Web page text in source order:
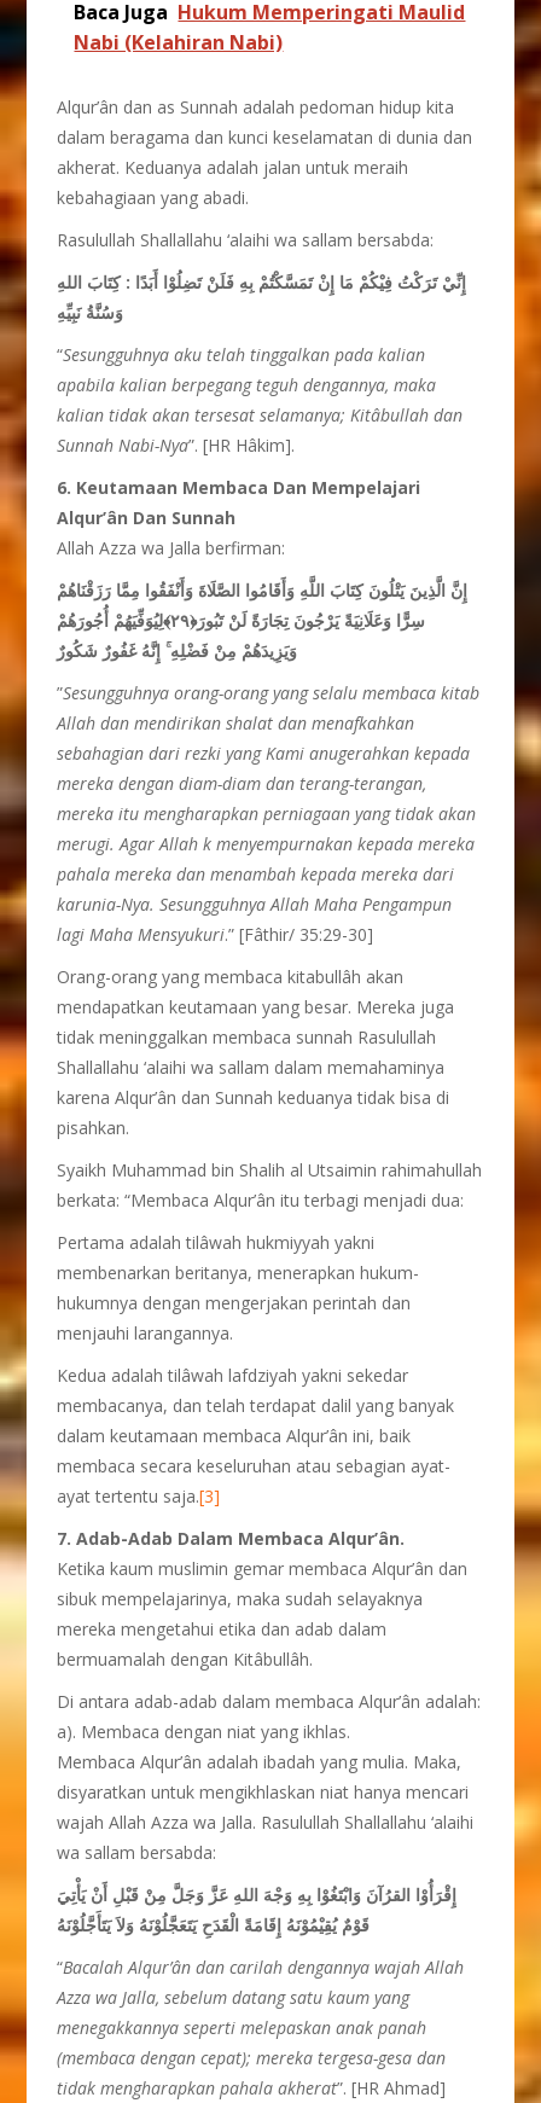
Baca Juga Hukum Memperingati Maulid
Nabi (Kelahiran Nabi)
Alqur’ân dan as Sunnah adalah pedoman hidup kita
dalam beragama dan kunci keselamatan di dunia dan
akherat. Keduanya adalah jalan untuk meraih
kebahagiaan yang abadi.
Rasulullah Shallallahu ‘alaihi wa sallam bersabda:
إِنِّيْ تَرَكْتُ فِيْكُمْ مَا إِنْ تَمَسَّكْتُمْ بِهِ فَلَنْ تَضِلُوْا أَبَدًا : كِتَابَ اللهِ
وَسُنَّةُ نَبِيِّهِ
“Sesungguhnya aku telah tinggalkan pada kalian
apabila kalian berpegang teguh dengannya, maka
kalian tidak akan tersesat selamanya; Kitâbullah dan
Sunnah Nabi-Nya”. [HR Hâkim].
6. Keutamaan Membaca Dan Mempelajari
Alqur’ân Dan Sunnah
Allah Azza wa Jalla berfirman:
إِنَّ الَّذِينَ يَتْلُونَ كِتَابَ اللَّهِ وَأَقَامُوا الصَّلَاةَ وَأَنْفَقُوا مِمَّا رَزَقْنَاهُمْ
سِرًّا وَعَلَانِيَةً يَرْجُونَ تِجَارَةً لَنْ تَبُورَ﴿٢٩﴾لِيُوَفِّيَهُمْ أُجُورَهُمْ
وَيَزِيدَهُمْ مِنْ فَضْلِهِ ۚ إِنَّهُ غَفُورٌ شَكُورٌ
”Sesungguhnya orang-orang yang selalu membaca kitab
Allah dan mendirikan shalat dan menafkahkan
sebahagian dari rezki yang Kami anugerahkan kepada
mereka dengan diam-diam dan terang-terangan,
mereka itu mengharapkan perniagaan yang tidak akan
merugi. Agar Allah k menyempurnakan kepada mereka
pahala mereka dan menambah kepada mereka dari
karunia-Nya. Sesungguhnya Allah Maha Pengampun
lagi Maha Mensyukuri.” [Fâthir/ 35:29-30]
Orang-orang yang membaca kitabullâh akan
mendapatkan keutamaan yang besar. Mereka juga
tidak meninggalkan membaca sunnah Rasulullah
Shallallahu ‘alaihi wa sallam dalam memahaminya
karena Alqur’ân dan Sunnah keduanya tidak bisa di
pisahkan.
Syaikh Muhammad bin Shalih al Utsaimin rahimahullah
berkata: “Membaca Alqur’ân itu terbagi menjadi dua:
Pertama adalah tilâwah hukmiyyah yakni
membenarkan beritanya, menerapkan hukum-
hukumnya dengan mengerjakan perintah dan
menjauhi larangannya.
Kedua adalah tilâwah lafdziyah yakni sekedar
membacanya, dan telah terdapat dalil yang banyak
dalam keutamaan membaca Alqur’ân ini, baik
membaca secara keseluruhan atau sebagian ayat-
ayat tertentu saja.[3]
7. Adab-Adab Dalam Membaca Alqur’ân.
Ketika kaum muslimin gemar membaca Alqur’ân dan
sibuk mempelajarinya, maka sudah selayaknya
mereka mengetahui etika dan adab dalam
bermuamalah dengan Kitâbullâh.
Di antara adab-adab dalam membaca Alqur’ân adalah:
a). Membaca dengan niat yang ikhlas.
Membaca Alqur’ân adalah ibadah yang mulia. Maka,
disyaratkan untuk mengikhlaskan niat hanya mencari
wajah Allah Azza wa Jalla. Rasulullah Shallallahu ‘alaihi
wa sallam bersabda:
إِقْرَأُوْا القرُآنَ وَابْتَغُوْا بِهِ وَجْهَ اللهِ عَزَّ وَجَلَّ مِنْ قَبْلِ أَنْ يَأْتِيَ
قَوْمٌ يُقِيْمُوْنَهُ إِقَامَةً الْقَدَحِ يَتَعَجَّلُوْنَهُ وَلاَ يَتَأَجَّلُوْنَهُ
“Bacalah Alqur’ân dan carilah dengannya wajah Allah
Azza wa Jalla, sebelum datang satu kaum yang
menegakkannya seperti melepaskan anak panah
(membaca dengan cepat); mereka tergesa-gesa dan
tidak mengharapkan pahala akherat”. [HR Ahmad]